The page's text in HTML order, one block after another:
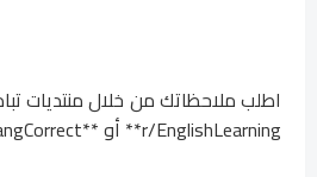
r/EnglishLearning** أو **LangCorrect**.